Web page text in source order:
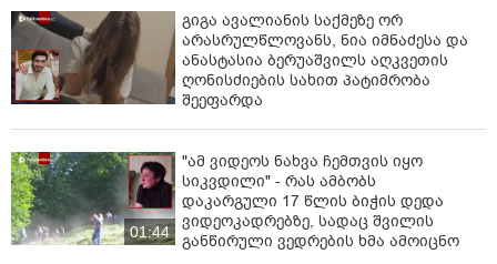
გიგა ავალიანის საქმეზე ორ
არასრულწლოვანს, ნია იმნაძესა და
ანასტასია ბერუაშვილს აღკვეთის
ღონისძიების სახით პატიმრობა
შეეფარდა
01:44
"ამ ვიდეოს ნახვა ჩემთვის იყო
სიკვდილი" - რას ამბობს
დაკარგული 17 წლის ბიჭის დედა
ვიდეოკადრებზე, სადაც შვილის
განწირული ვედრების ხმა ამოიცნო